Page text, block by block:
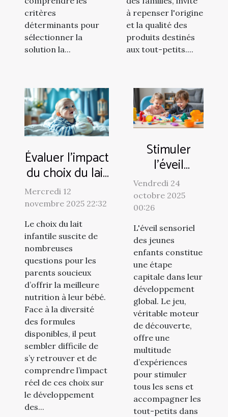
critères
déterminants pour
sélectionner la
solution la...
à repenser l'origine
et la qualité des
produits destinés
aux tout-petits....
Évaluer l'impact
du choix du lait
infantile sur le
développement
des
nourrissons
Mercredi 12
novembre 2025 22:32
Le choix du lait
infantile suscite de
nombreuses
questions pour les
parents soucieux
d’offrir la meilleure
nutrition à leur bébé.
Face à la diversité
des formules
disponibles, il peut
sembler difficile de
s’y retrouver et de
comprendre l’impact
réel de ces choix sur
le développement
des...
Stimuler
l'éveil
sensoriel
des tout-
petits à
travers le jeu
Vendredi 24
octobre 2025
00:26
L'éveil sensoriel
des jeunes
enfants constitue
une étape
capitale dans leur
développement
global. Le jeu,
véritable moteur
de découverte,
offre une
multitude
d’expériences
pour stimuler
tous les sens et
accompagner les
tout-petits dans